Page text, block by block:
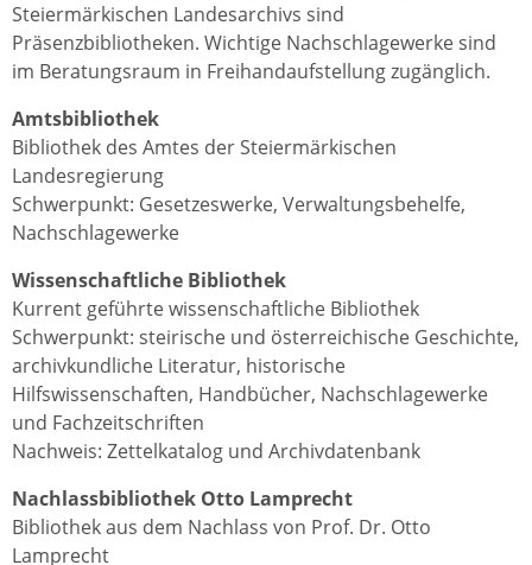
Steiermärkischen Landesarchivs sind
Präsenzbibliotheken. Wichtige Nachschlagewerke sind
im Beratungsraum in Freihandaufstellung zugänglich.
Amtsbibliothek
Bibliothek des Amtes der Steiermärkischen
Landesregierung
Schwerpunkt: Gesetzeswerke, Verwaltungsbehelfe,
Nachschlagewerke
Wissenschaftliche Bibliothek
Kurrent geführte wissenschaftliche Bibliothek
Schwerpunkt: steirische und österreichische Geschichte,
archivkundliche Literatur, historische
Hilfswissenschaften, Handbücher, Nachschlagewerke
und Fachzeitschriften
Nachweis: Zettelkatalog und Archivdatenbank
Nachlassbibliothek Otto Lamprecht
Bibliothek aus dem Nachlass von Prof. Dr. Otto
Lamprecht